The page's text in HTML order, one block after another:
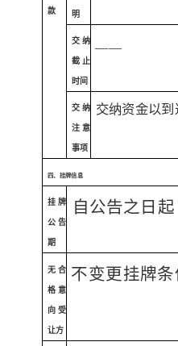
款 明
交纳
截止
时间
——
交纳
注意
事项
交纳资金以
四、挂牌信息
挂牌
公告
期
自公告之日起
无合
格意
向受
让方
不变更挂牌